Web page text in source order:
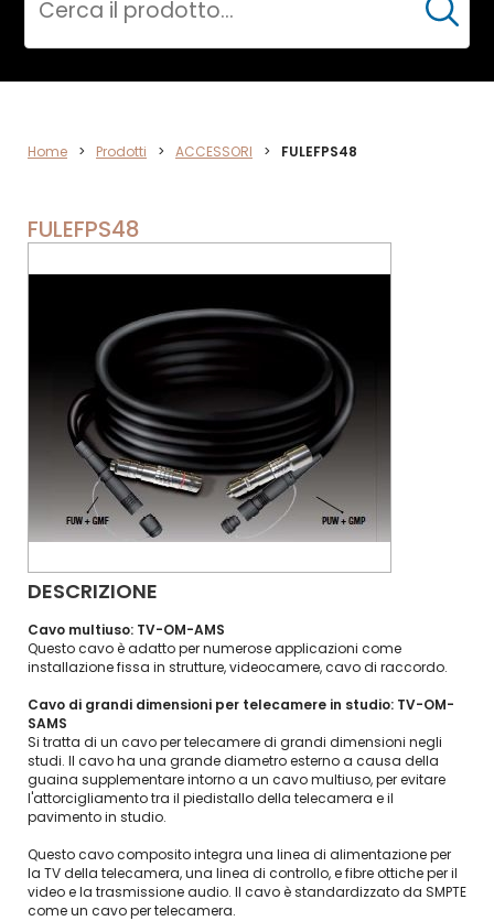
ACCESSORI
Cerca
Home > Prodotti > ACCESSORI > FULEFPS48
FULEFPS48
DESCRIZIONE
Cavo multiuso: TV-OM-AMS
Questo cavo è adatto per numerose applicazioni come
installazione fissa in strutture, videocamere, cavo di raccordo.
Cavo di grandi dimensioni per telecamere in studio: TV-OM-
SAMS
Si tratta di un cavo per telecamere di grandi dimensioni negli
studi. Il cavo ha una grande diametro esterno a causa della
guaina supplementare intorno a un cavo multiuso, per evitare
l'attorcigliamento tra il piedistallo della telecamera e il
pavimento in studio.
Questo cavo composito integra una linea di alimentazione per
la TV della telecamera, una linea di controllo, e fibre ottiche per il
video e la trasmissione audio. Il cavo è standardizzato da SMPTE
come un cavo per telecamera.